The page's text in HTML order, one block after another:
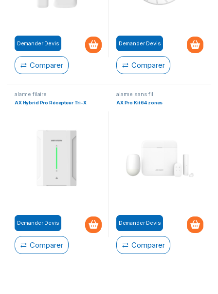
Demander Devis
Comparer
Demander Devis
Comparer
alarme filaire
AX Hybrid Pro Récepteur Tri-X
Demander Devis
Comparer
alarme sans fil
AX Pro Kit 64 zones
Demander Devis
Comparer